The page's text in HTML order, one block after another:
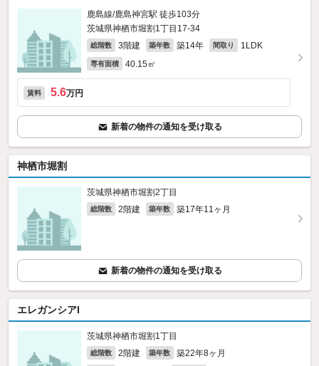
鹿島線/鹿島神宮駅 徒歩103分
茨城県神栖市堀割1丁目17-34
総階数 3階建 築年数 築14年 間取り 1LDK
専有面積 40.15㎡
賃料 5.6万円
新着の物件の通知を受け取る
神栖市堀割
茨城県神栖市堀割2丁目
総階数 2階建 築年数 築17年11ヶ月
新着の物件の通知を受け取る
エレガンシアI
茨城県神栖市堀割1丁目
総階数 2階建 築年数 築22年8ヶ月